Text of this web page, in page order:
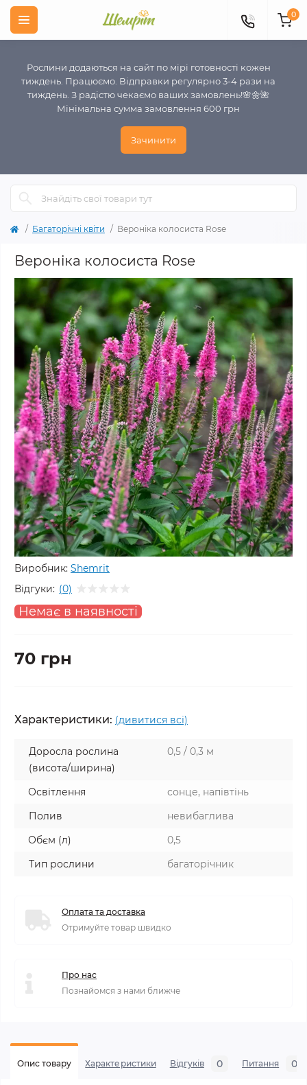
Рослини додаються на сайт по мірі готовності кожен
тиждень. Працюємо. Відправки регулярно 3-4 рази на
тиждень. З радістю чекаємо ваших замовлень!🌸🌼🌺
Мінімальна сумма замовлення 600 грн
Зачинити
0
Багаторічні квіти Вероніка колосиста Rose
Вероніка колосиста Rose
Виробник: Shemrit
Відгуки: (0)
Немає в наявності
70 грн
Характеристики: (дивитися всі)
Доросла рослина
(висота/ширина)
0,5 / 0,3 м
Освітлення
сонце, напівтінь
Полив
невибаглива
Обєм (л)
0,5
Тип рослини
багаторічник
Оплата та доставка
Отримуйте товар швидко
Про нас
Познайомся з нами ближче
Опис товару Характеристики Відгуків 0 Питання 0